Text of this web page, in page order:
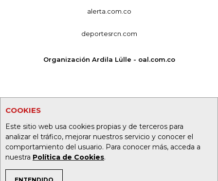
COOKIES
Este sitio web usa cookies propias y de terceros para
analizar el tráfico, mejorar nuestros servicio y conocer el
comportamiento del usuario. Para conocer más, acceda a
nuestra Política de Cookies.
alerta.com.co
deportesrcn.com
Organización Ardila Lülle - oal.com.co